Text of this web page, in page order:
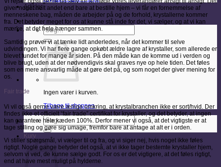
Artikler
Søg
efter:
Ingen varer i kurven.
Tilbage til shoppen
Søg
efter:
Kurv
giver noget helt andet end bare at bestille hjem – vi får en fornemmelse af
menneskene bag, måden de arbejder på og de forhold, krystallerne kommer
fra. Det betyder meget for os at kunne stå inde for det, vi sælger, og at vi kan
mærke, at det hele hænger sammen.
Samtidig prøver vi at tænke lidt anderledes, når det kommer til selve
udvindingen. Vi har flere gange opkøbt ældre lagre af krystaller, som allerede er
blevet fundet for mange år siden. På den måde kan de komme ud i verden og
blive brugt, uden at der nødvendigvis skal graves nye op hele tiden. Det føles
som en mere ansvarlig måde at gøre det på, og som noget der giver mening for
os.
Fair trade
Vi vil også gerne være ærlige omkring, at krystalbranchen ikke er sort/hvid. Der
findes ikke et officielt “fair trade” certifikat for krystaller, og det betyder, at ingen
kan garantere hele kæden 100%. Derfor mener vi også, at det vigtigste er at
tage stilling og gøre sig umage, fremfor bare at antage at alt er i orden.
Vi stiller spørgsmål, vi vælger til og fra, og vi siger nej, hvis noget ikke føles
rigtigt. Nogle gange betyder det også, at vi ikke tager bestemte krystaller hjem,
selvom vi ved, de kunne sælge godt. For os er det vigtigere, at det føles rigtigt,
end at have mest muligt på hylderne.